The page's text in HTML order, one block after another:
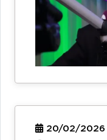
20/02/2026